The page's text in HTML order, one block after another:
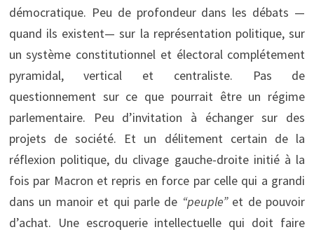
démocratique. Peu de profondeur dans les débats —
quand ils existent— sur la représentation politique, sur
un système constitutionnel et électoral complétement
pyramidal, vertical et centraliste. Pas de
questionnement sur ce que pourrait être un régime
parlementaire. Peu d’invitation à échanger sur des
projets de société. Et un délitement certain de la
réflexion politique, du clivage gauche-droite initié à la
fois par Macron et repris en force par celle qui a grandi
dans un manoir et qui parle de “peuple”et de pouvoir
d’achat. Une escroquerie intellectuelle qui doit faire